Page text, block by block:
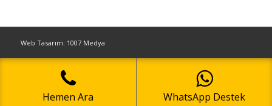
Web Tasarım: 1007 Medya
Hemen Ara WhatsApp Destek